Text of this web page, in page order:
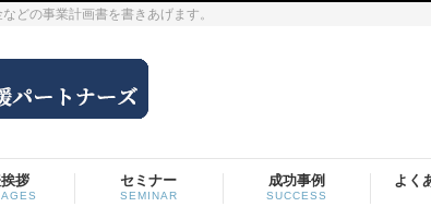
どの事業計画書を書きあげます。
拶 セミナー
SEMINAR
成功事例
SUCCESS
よく